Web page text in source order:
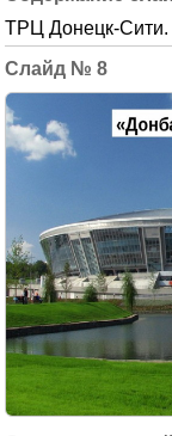
ТРЦ Донецк-Сити.
8